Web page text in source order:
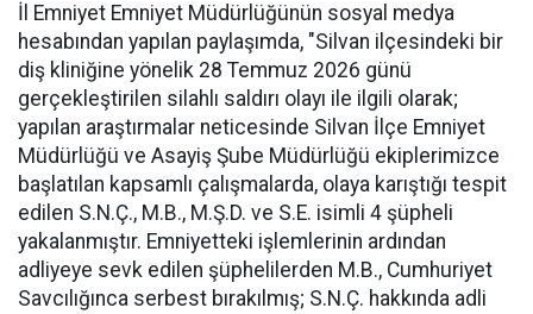
İl Emniyet Emniyet Müdürlüğünün sosyal medya
hesabından yapılan paylaşımda, "Silvan ilçesindeki bir
diş kliniğine yönelik 28 Temmuz 2026 günü
gerçekleştirilen silahlı saldırı olayı ile ilgili olarak;
yapılan araştırmalar neticesinde Silvan İlçe Emniyet
Müdürlüğü ve Asayiş Şube Müdürlüğü ekiplerimizce
başlatılan kapsamlı çalışmalarda, olaya karıştığı tespit
edilen S.N.Ç., M.B., M.Ş.D. ve S.E. isimli 4 şüpheli
yakalanmıştır. Emniyetteki işlemlerinin ardından
adliyeye sevk edilen şüphelilerden M.B., Cumhuriyet
Savcılığınca serbest bırakılmış; S.N.Ç. hakkında adli